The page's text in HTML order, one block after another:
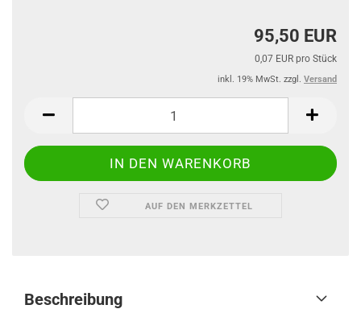
95,50 EUR
0,07 EUR pro Stück
inkl. 19% MwSt. zzgl. Versand
AUF DEN MERKZETTEL
Beschreibung